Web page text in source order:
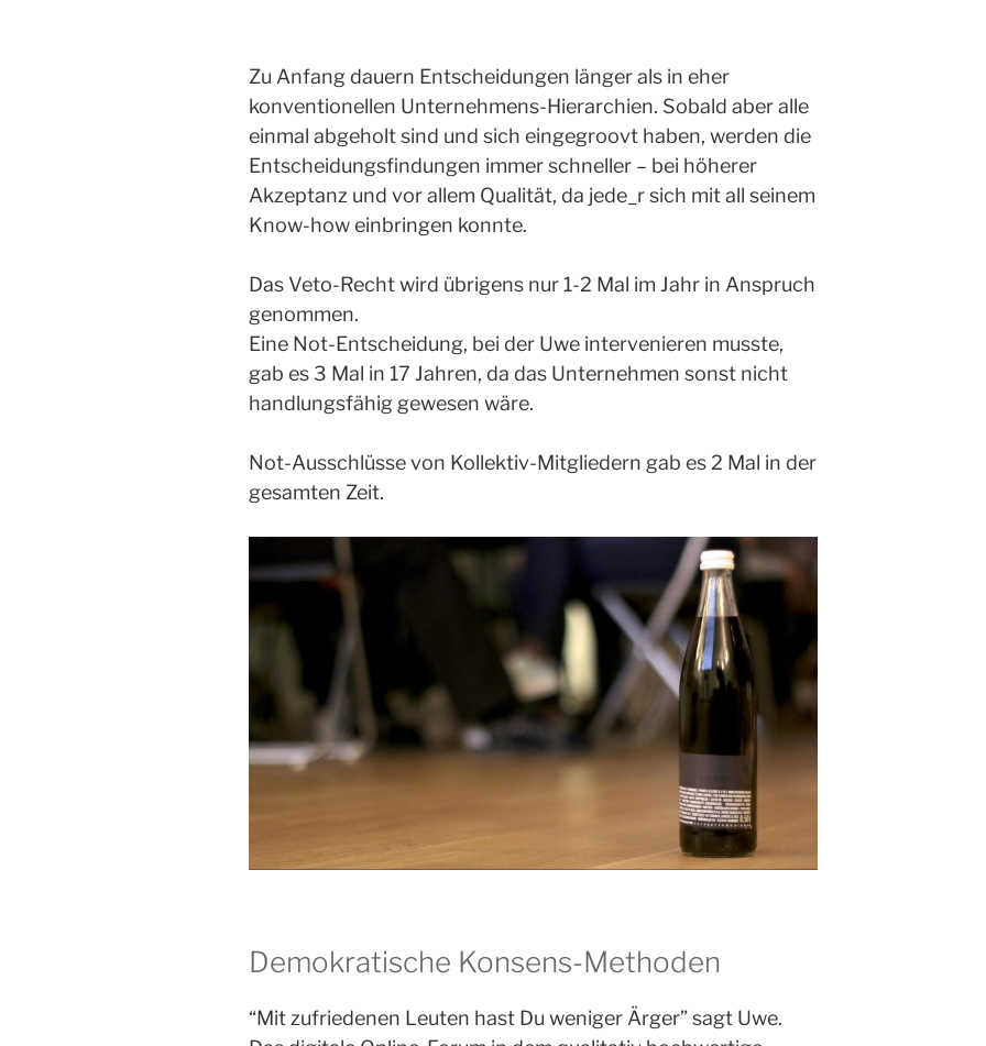
Zu Anfang dauern Entscheidungen länger als in eher
konventionellen Unternehmens-Hierarchien. Sobald aber alle
einmal abgeholt sind und sich eingegroovt haben, werden die
Entscheidungsfindungen immer schneller – bei höherer
Akzeptanz und vor allem Qualität, da jede_r sich mit all seinem
Know-how einbringen konnte.
Das Veto-Recht wird übrigens nur 1-2 Mal im Jahr in Anspruch
genommen.
Eine Not-Entscheidung, bei der Uwe intervenieren musste,
gab es 3 Mal in 17 Jahren, da das Unternehmen sonst nicht
handlungsfähig gewesen wäre.
Not-Ausschlüsse von Kollektiv-Mitgliedern gab es 2 Mal in der
gesamten Zeit.
Demokratische Konsens-Methoden
“Mit zufriedenen Leuten hast Du weniger Ärger” sagt Uwe.